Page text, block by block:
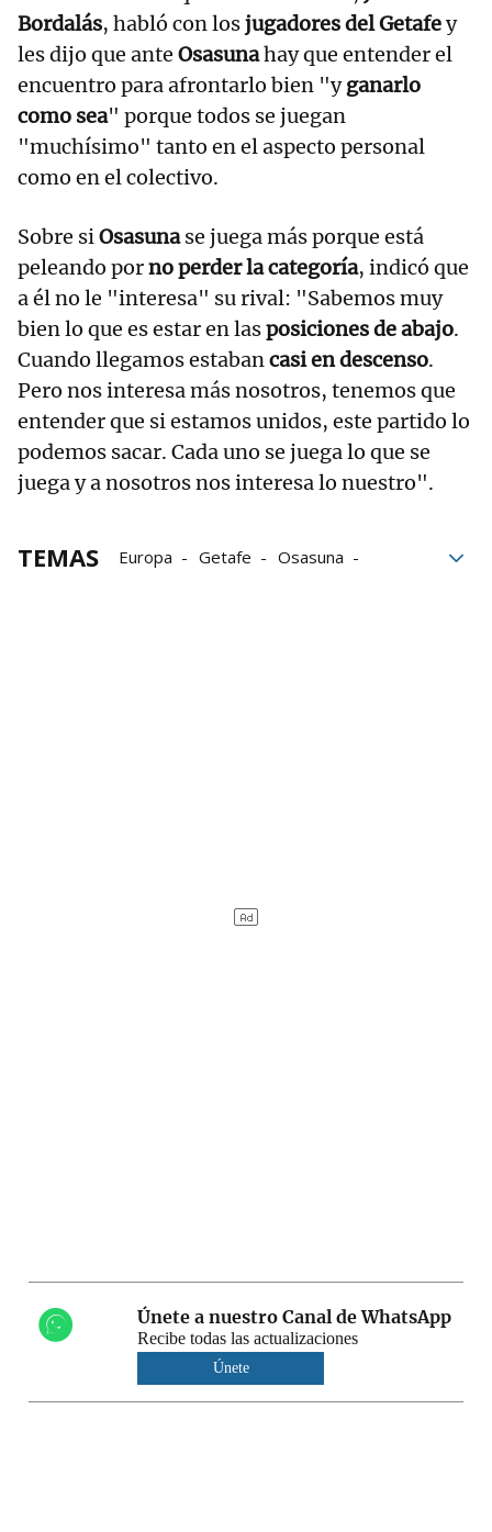
Bordalás, habló con losjugadores del Getafey
les dijo que ante Osasunahay que entender el
encuentro para afrontarlo bien "yganarlo
como sea" porque todos se juegan
"muchísimo" tanto en el aspecto personal
como en el colectivo.
Sobre siOsasunase juega más porque está
peleando porno perder la categoría, indicó que
a él no le "interesa" su rival: "Sabemos muy
bien lo que es estar en lasposiciones de abajo.
Cuando llegamos estabancasi en descenso.
Pero nos interesa más nosotros, tenemos que
entender que si estamos unidos, este partido lo
podemos sacar. Cada uno se juega lo que se
juega y a nosotros nos interesa lo nuestro".
TEMAS Europa Getafe
Osasuna
Únete a nuestro Canal de WhatsApp
Recibe todas las actualizaciones
Únete